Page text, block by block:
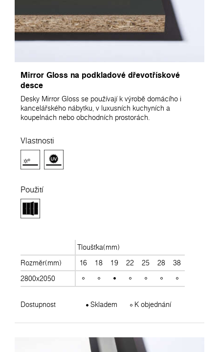
Mirror Gloss na podkladové dřevotřískové
desce
Desky Mirror Gloss se používají k výrobě domácího i
kancelářského nábytku, v luxusních kuchyních a
koupelnách nebo obchodních prostorách.
Vlastnosti
Použití
Tloušťka(mm)
Rozměr(mm)
16 18 19 22 25 28
38
2800x2050
Dostupnost Skladem K objednání